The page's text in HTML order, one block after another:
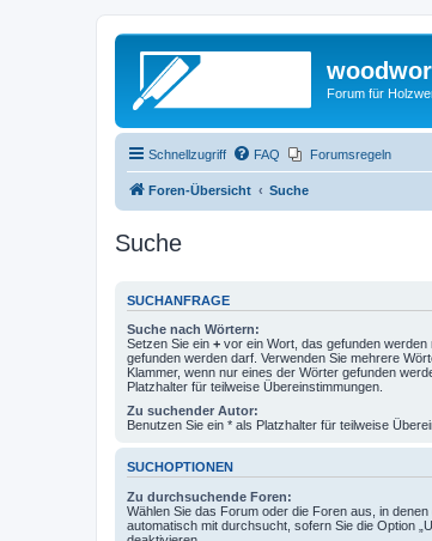
Forum für
Schnellzugriff FAQ Forumsregeln
Foren-Übersicht Suche
Suche
SUCHANFRAGE
Suche nach Wörtern:
Setzen Sie ein + vor ein Wort, das gefunden werden
gefunden werden darf. Verwenden Sie mehrere
Klammer, wenn nur eines der Wörter gefunden
Platzhalter für teilweise Übereinstimmungen.
Zu suchender Autor:
Benutzen Sie ein * als Platzhalter für teilweise
SUCHOPTIONEN
Zu durchsuchende Foren:
Wählen Sie das Forum oder die Foren aus, in
automatisch mit durchsucht, sofern Sie die Option